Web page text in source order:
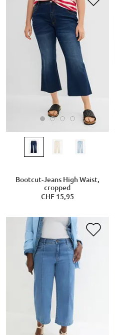
Bootcut-Jeans High Waist,
cropped
CHF 15,95